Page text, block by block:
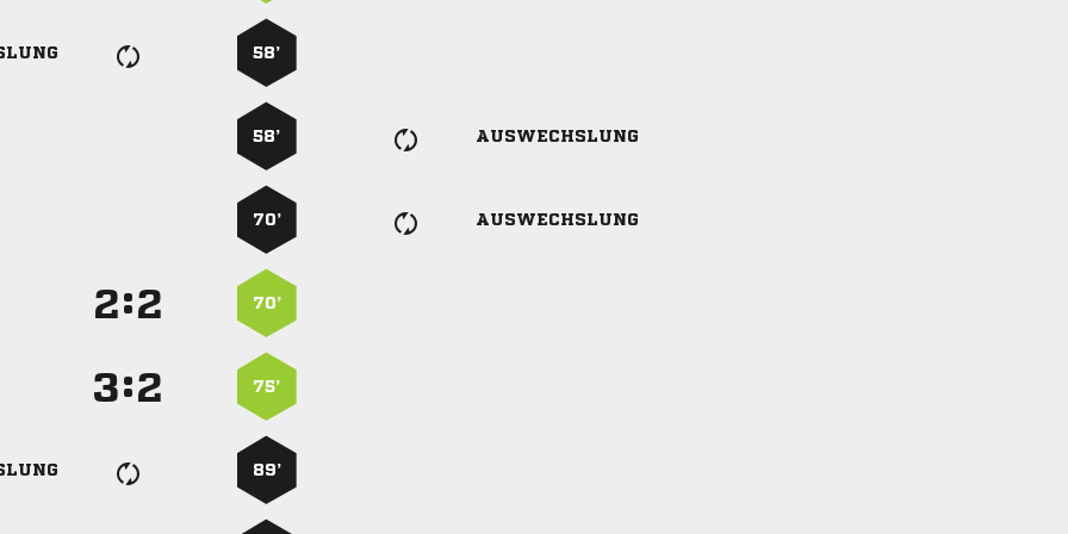
58’
58’ AUSWECHSLUNG
70’ AUSWECHSLUNG
: 70’
: 75’
89’